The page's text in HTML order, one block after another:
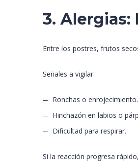
3.
Entre los postres, frutos
Señales a vigilar:
Ronchas o enrojecimiento.
Hinchazón en labios o
Dificultad para respirar.
Si la reacción progresa